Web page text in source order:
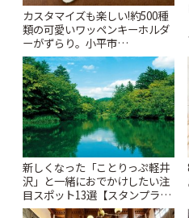
カスタマイズも楽しい!約500種
類の可愛いワッペンキーホルダ
ーがずらり。小平市
「Kimamaya T&K」 | ことりっ
ぷ
新しくなった「ことりっぷ軽井
沢」と一緒におでかけしたい注
目スポット13選【スタンプラリ
ー開催中】 | ことりっぷ